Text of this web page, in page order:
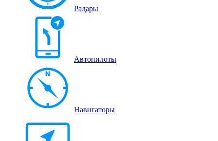
Радары
Автопилоты
Навигаторы